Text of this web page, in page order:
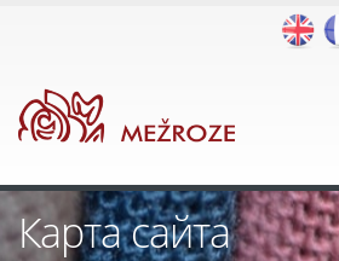
Карта сайта